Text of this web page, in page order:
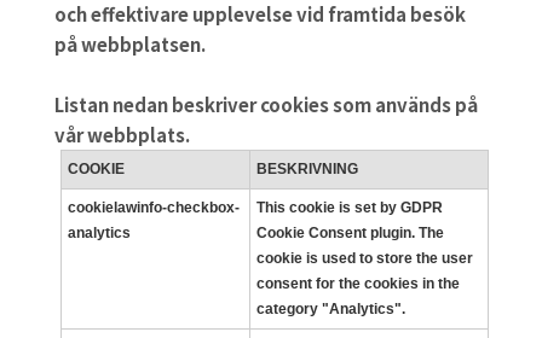
och effektivare upplevelse vid framtida besök
på webbplatsen.
Listan nedan beskriver cookies som används på
vår webbplats.
COOKIE BESKRIVNING
cookielawinfo-checkbox-
analytics
This cookie is set by GDPR
Cookie Consent plugin. The
cookie is used to store the user
consent for the cookies in the
category "Analytics".